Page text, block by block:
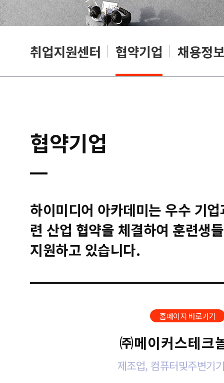
취업지원센터 협약기업 채용정보
협약기업
하이미디어 아카데미는 우수 기
련 산업 협약을 체결하여 훈련생
지원하고 있습니다.
홈페이지 바로가기
㈜메이커스테크
제조업, 컴퓨터및주변기